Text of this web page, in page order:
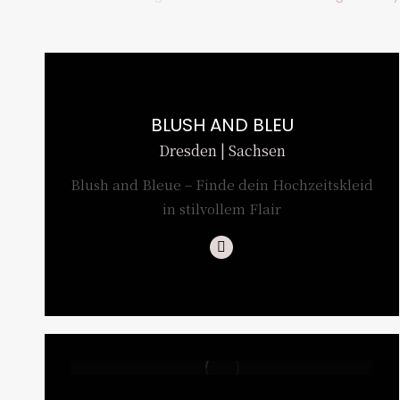
BLUSH AND BLEU
Dresden | Sachsen
Blush and Bleue – Finde dein Hochzeitskleid
in stilvollem Flair
Instagram